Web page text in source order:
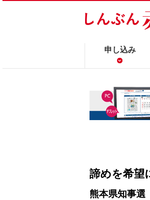
申し込み
諦めを希望
熊本県知事